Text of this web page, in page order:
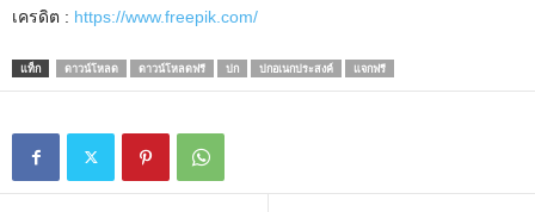
เครดิต : https://www.freepik.com/
แท็ก ดาวน์โหลด ดาวน์โหลดฟรี ปก ปกอเนกประสงค์ แจกฟรี